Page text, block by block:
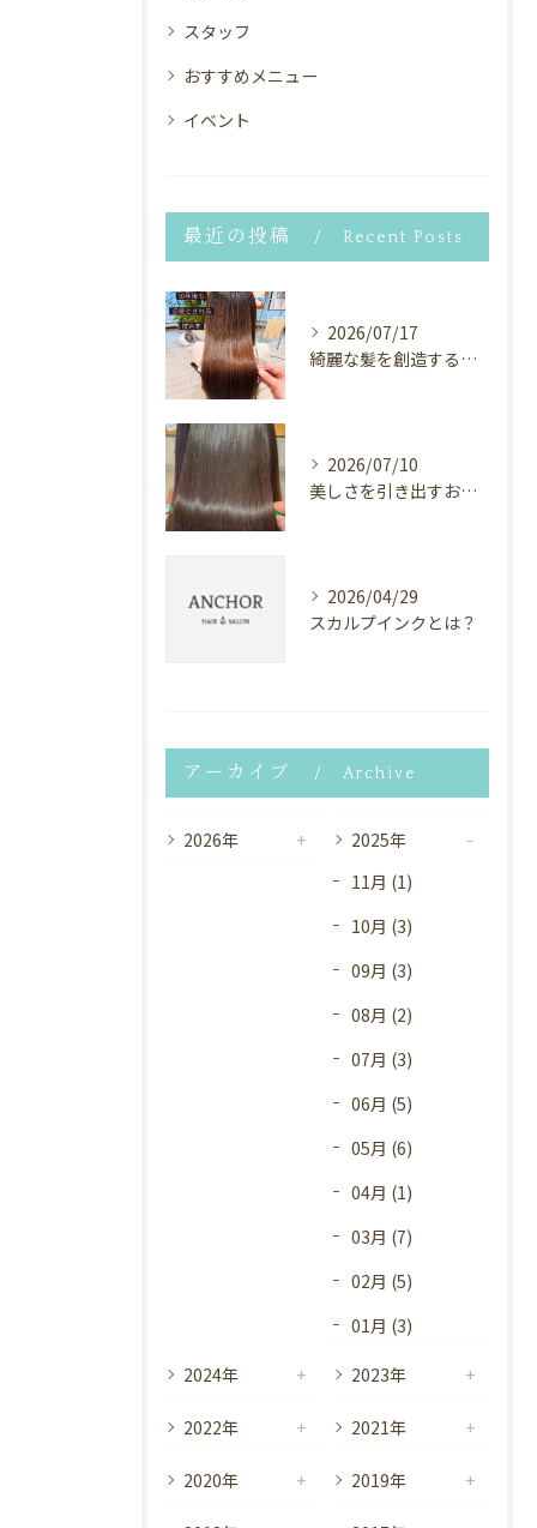
スタッフ
おすすめメニュー
イベント
最近の投稿 Recent Posts
2026/07/17
綺麗な髪を創造するヘアサロン⭐︎
2026/07/10
美しさを引き出すお手伝い✨
2026/04/29
スカルプインクとは？
アーカイブ Archive
2026年
2025年
11月 (1)
10月 (3)
09月 (3)
08月 (2)
07月 (3)
06月 (5)
05月 (6)
04月 (1)
03月 (7)
02月 (5)
01月 (3)
2024年 2023年
2022年 2021年
2020年 2019年